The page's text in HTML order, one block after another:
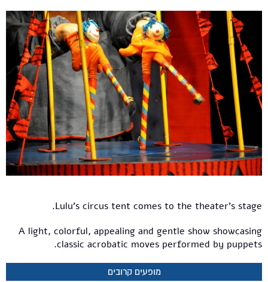
Lulu’s circus tent comes to the theater's stage.
A light, colorful, appealing and gentle show showcasing
classic acrobatic moves performed by puppets.
מופעים קרובים